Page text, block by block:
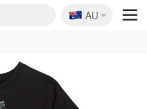
🇦🇺
AU